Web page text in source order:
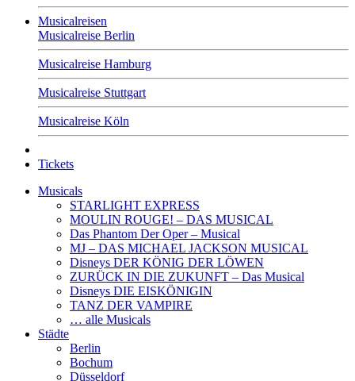
Musicalreisen
Musicalreise Berlin
Musicalreise Hamburg
Musicalreise Stuttgart
Musicalreise Köln
Tickets
Musicals
STARLIGHT EXPRESS
MOULIN ROUGE! – DAS MUSICAL
Das Phantom Der Oper – Musical
MJ – DAS MICHAEL JACKSON MUSICAL
Disneys DER KÖNIG DER LÖWEN
ZURÜCK IN DIE ZUKUNFT – Das Musical
Disneys DIE EISKÖNIGIN
TANZ DER VAMPIRE
… alle Musicals
Städte
Berlin
Bochum
Düsseldorf